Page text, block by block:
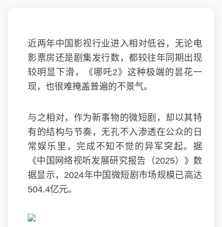
近两年中国影视行业进入相对低谷，无论电
影票房还是剧集发行数，都较往年同期出现
较明显下滑，《哪吒2》这种极端的昙花一
现，也很难掩盖普遍的不景气。
与之相对，作为新事物的微短剧，却以其特
有的结构与节奏，无孔不入渗透在公众的日
常娱乐里，完成不知不觉的异军突起。据
《中国网络视听发展研究报告（2025）》数
据显示，2024年中国微短剧市场规模已高达
504.4亿元。